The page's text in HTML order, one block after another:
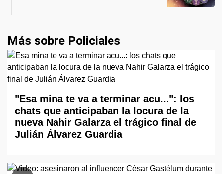
Más sobre Policiales
"Esa mina te va a terminar acu...": los
chats que anticipaban la locura de la
nueva Nahir Galarza el trágico final de
Julián Álvarez Guardia